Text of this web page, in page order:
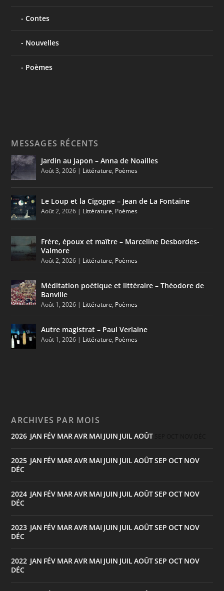
Contes
Nouvelles
Poèmes
MESSAGES RÉCENTS
Jardin au Japon – Anna de Noailles
Août 3, 2026 | Littérature, Poèmes
Le Loup et la Cigogne – Jean de La Fontaine
Août 2, 2026 | Littérature, Poèmes
Frère, époux et maître – Marceline Desbordes-
Valmore
Août 2, 2026 | Littérature, Poèmes
Méditation poétique et littéraire – Théodore de
Banville
Août 1, 2026 | Littérature, Poèmes
Autre magistrat – Paul Verlaine
Août 1, 2026 | Littérature, Poèmes
ARCHIVES PAR MOIS
2026 JAN FÉV MARAVR MAI JUIN JUILAOÛT
2025 JAN FÉV MARAVR MAI JUIN JUILAOÛTSEP OCT NOV
DÉC
2024 JAN FÉV MARAVR MAI JUIN JUILAOÛTSEP OCT NOV
DÉC
2023 JAN FÉV MARAVR MAI JUIN JUILAOÛTSEP OCT NOV
DÉC
2022 JAN FÉV MARAVR MAI JUIN JUILAOÛTSEP OCT NOV
DÉC